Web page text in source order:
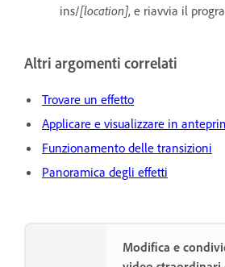
ins/[location], e riavvia il
Altri argomenti correlati
Trovare un effetto
Applicare e visualizzare in
Funzionamento delle transizioni
Panoramica degli effetti
Modifica e